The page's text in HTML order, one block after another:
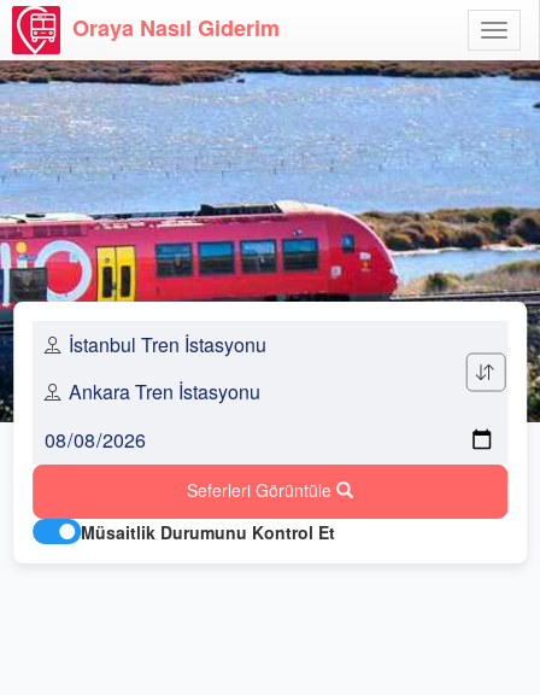
Aç
Oraya Nasıl Giderim
Seferleri Görüntüle
Müsaitlik Durumunu Kontrol Et